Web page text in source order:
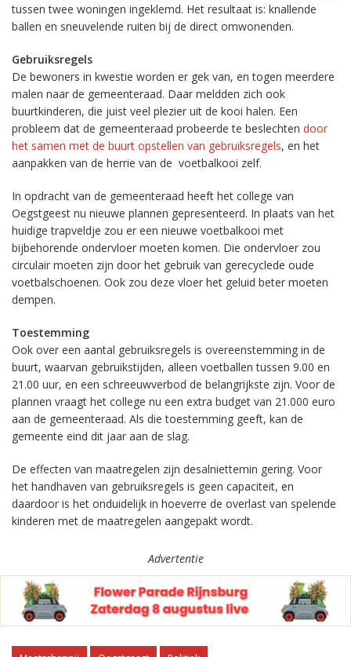
tussen twee woningen ingeklemd. Het resultaat is: knallende
ballen en sneuvelende ruiten bij de direct omwonenden.
Gebruiksregels
De bewoners in kwestie worden er gek van, en togen meerdere
malen naar de gemeenteraad. Daar meldden zich ook
buurtkinderen, die juist veel plezier uit de kooi halen. Een
probleem dat de gemeenteraad probeerde te beslechten door
het samen met de buurt opstellen van gebruiksregels, en het
aanpakken van de herrie van de voetbalkooi zelf.
In opdracht van de gemeenteraad heeft het college van
Oegstgeest nu nieuwe plannen gepresenteerd. In plaats van het
huidige trapveldje zou er een nieuwe voetbalkooi met
bijbehorende ondervloer moeten komen. Die ondervloer zou
circulair moeten zijn door het gebruik van gerecyclede oude
voetbalschoenen. Ook zou deze vloer het geluid beter moeten
dempen.
Toestemming
Ook over een aantal gebruiksregels is overeenstemming in de
buurt, waarvan gebruikstijden, alleen voetballen tussen 9.00 en
21.00 uur, en een schreeuwverbod de belangrijkste zijn. Voor de
plannen vraagt het college nu een extra budget van 21.000 euro
aan de gemeenteraad. Als die toestemming geeft, kan de
gemeente eind dit jaar aan de slag.
De effecten van maatregelen zijn desalniettemin gering. Voor
het handhaven van gebruiksregels is geen capaciteit, en
daardoor is het onduidelijk in hoeverre de overlast van spelende
kinderen met de maatregelen aangepakt wordt.
Advertentie